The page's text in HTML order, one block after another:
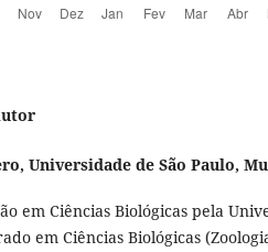
Universidade de São Paulo,
em Ciências Biológicas pela
em Ciências Biológicas